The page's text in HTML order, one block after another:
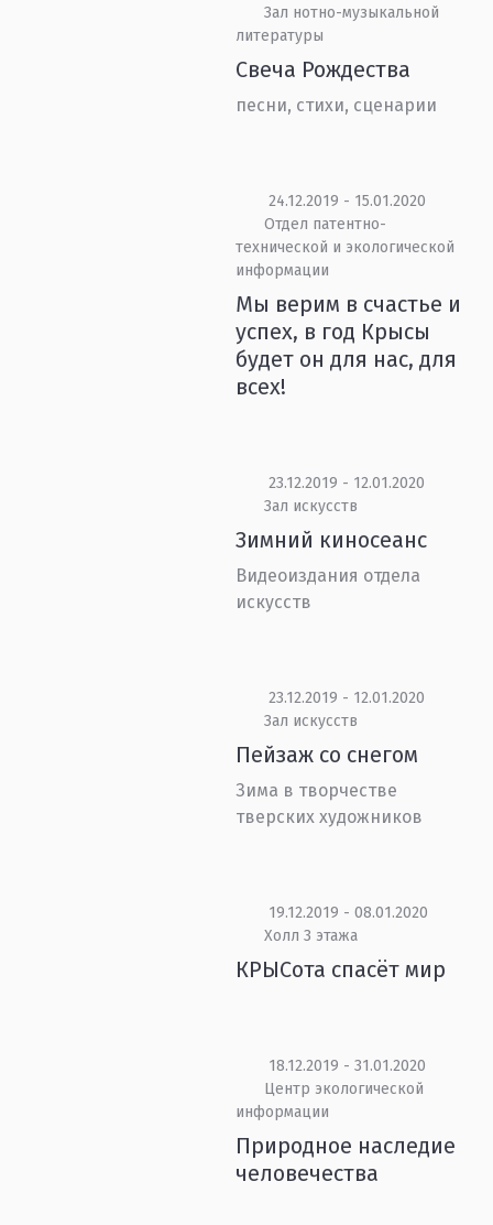
Зал нотно-музыкальной
литературы
Свеча Рождества
песни, стихи, сценарии
24.12.2019 - 15.01.2020
Отдел патентно-
технической и экологической
информации
Мы верим в счастье и
успех, в год Крысы
будет он для нас, для
всех!
23.12.2019 - 12.01.2020
Зал искусств
Зимний киносеанс
Видеоиздания отдела
искусств
23.12.2019 - 12.01.2020
Зал искусств
Пейзаж со снегом
Зима в творчестве
тверских художников
19.12.2019 - 08.01.2020
Холл 3 этажа
КРЫСота спасёт мир
18.12.2019 - 31.01.2020
Центр экологической
информации
Природное наследие
человечества